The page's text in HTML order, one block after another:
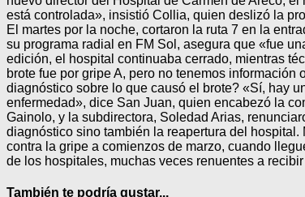
está controlada», insistió Collia, quien deslizó la
El martes por la noche, cortaron la ruta 7 en la
su programa radial en FM Sol, asegura que «fue
edición, el hospital continuaba cerrado, mientras
brote fue por gripe A, pero no tenemos
diagnóstico sobre lo que causó el brote? «Sí, hay
enfermedad», dice San Juan, quien encabezó la
Gainolo, y la subdirectora, Soledad Arias,
diagnóstico sino también la reapertura del
contra la gripe a comienzos de marzo, cuando
de los hospitales, muchas veces renuentes a
También te podría gustar...